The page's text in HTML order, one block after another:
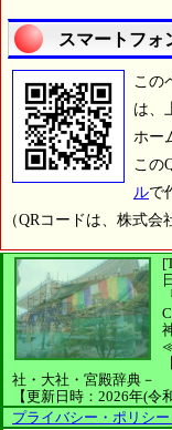
スマートフォ
この
は、
ホー
この
ルで
（QRコードは、株式
社・大社・宮殿辞典－
【更新日時：2026年(令
プライバシー・ポリシー